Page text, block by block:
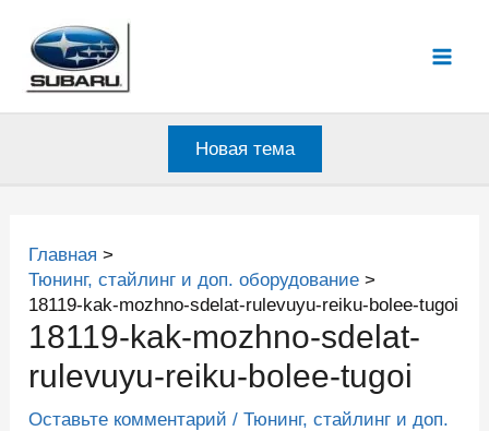
содержимому
Новая тема
Главная
Тюнинг, стайлинг и доп. оборудование
18119-kak-mozhno-sdelat-rulevuyu-reiku-bolee-tugoi
18119-kak-mozhno-sdelat-
rulevuyu-reiku-bolee-tugoi
Оставьте комментарий /Тюнинг, стайлинг и доп.